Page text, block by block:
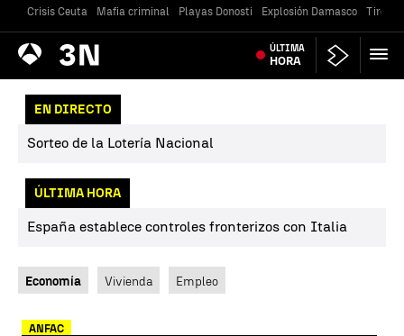
Crisis Ceuta Mafia criminal Playas Donosti Explosión Damasco Tiroteo
Antena
3 Noticias ÚLTIMA
HORA
EN DIRECTO
Sorteo de la Lotería Nacional
ÚLTIMA HORA
España establece controles fronterizos con Italia
Economía Vivienda Empleo
ANFAC